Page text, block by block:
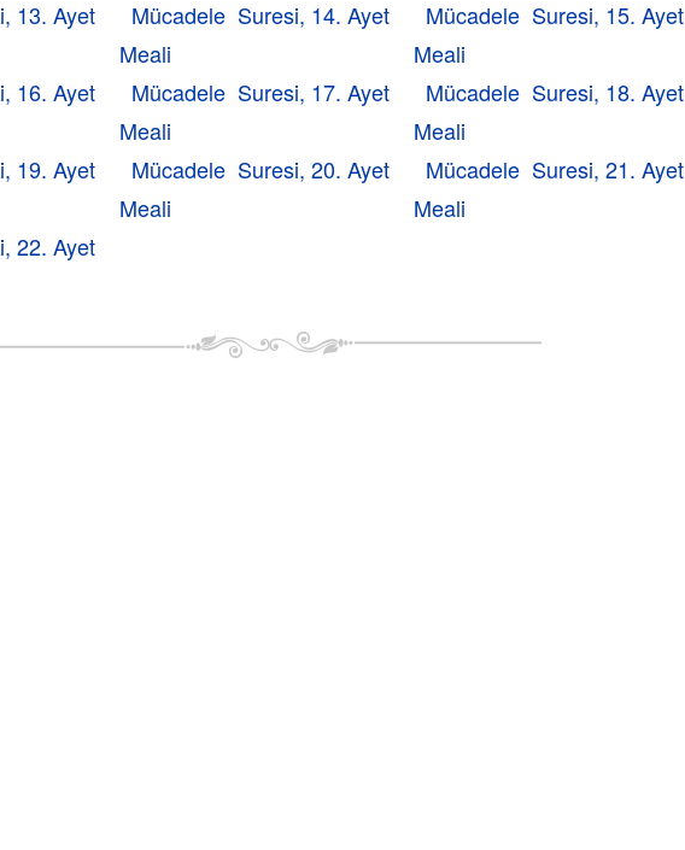
13. Ayet
Mücadele Suresi, 14. Ayet
Meali
Mücadele Suresi, 15. Ayet
Meali
16. Ayet
Mücadele Suresi, 17. Ayet
Meali
Mücadele Suresi, 18. Ayet
Meali
19. Ayet
Mücadele Suresi, 20. Ayet
Meali
Mücadele Suresi, 21. Ayet
Meali
22. Ayet